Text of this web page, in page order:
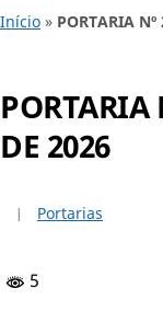
Início » PORTARIA
PORTARIA
DE 2026
Portarias
5